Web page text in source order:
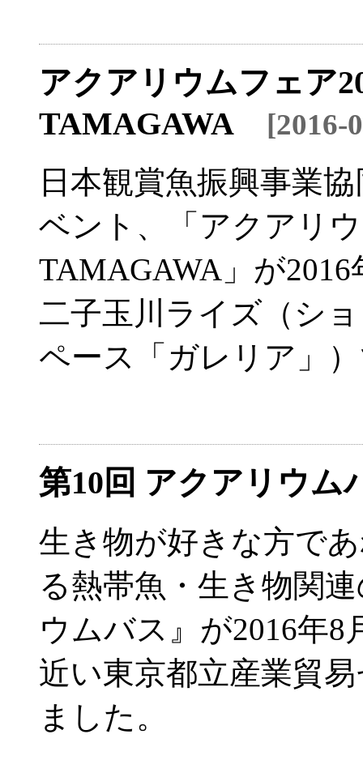
アクアリウムフェア
TAMAGAWA [2016-
日本観賞魚振興事業
ベント、「アクアリ
TAMAGAWA」が
二子玉川ライズ（シ
ペース「ガレリア」
第10回 アクアリウ
生き物が好きな方で
る熱帯魚・生き物関
ウムバス』が2016年8
近い東京都立産業貿
ました。